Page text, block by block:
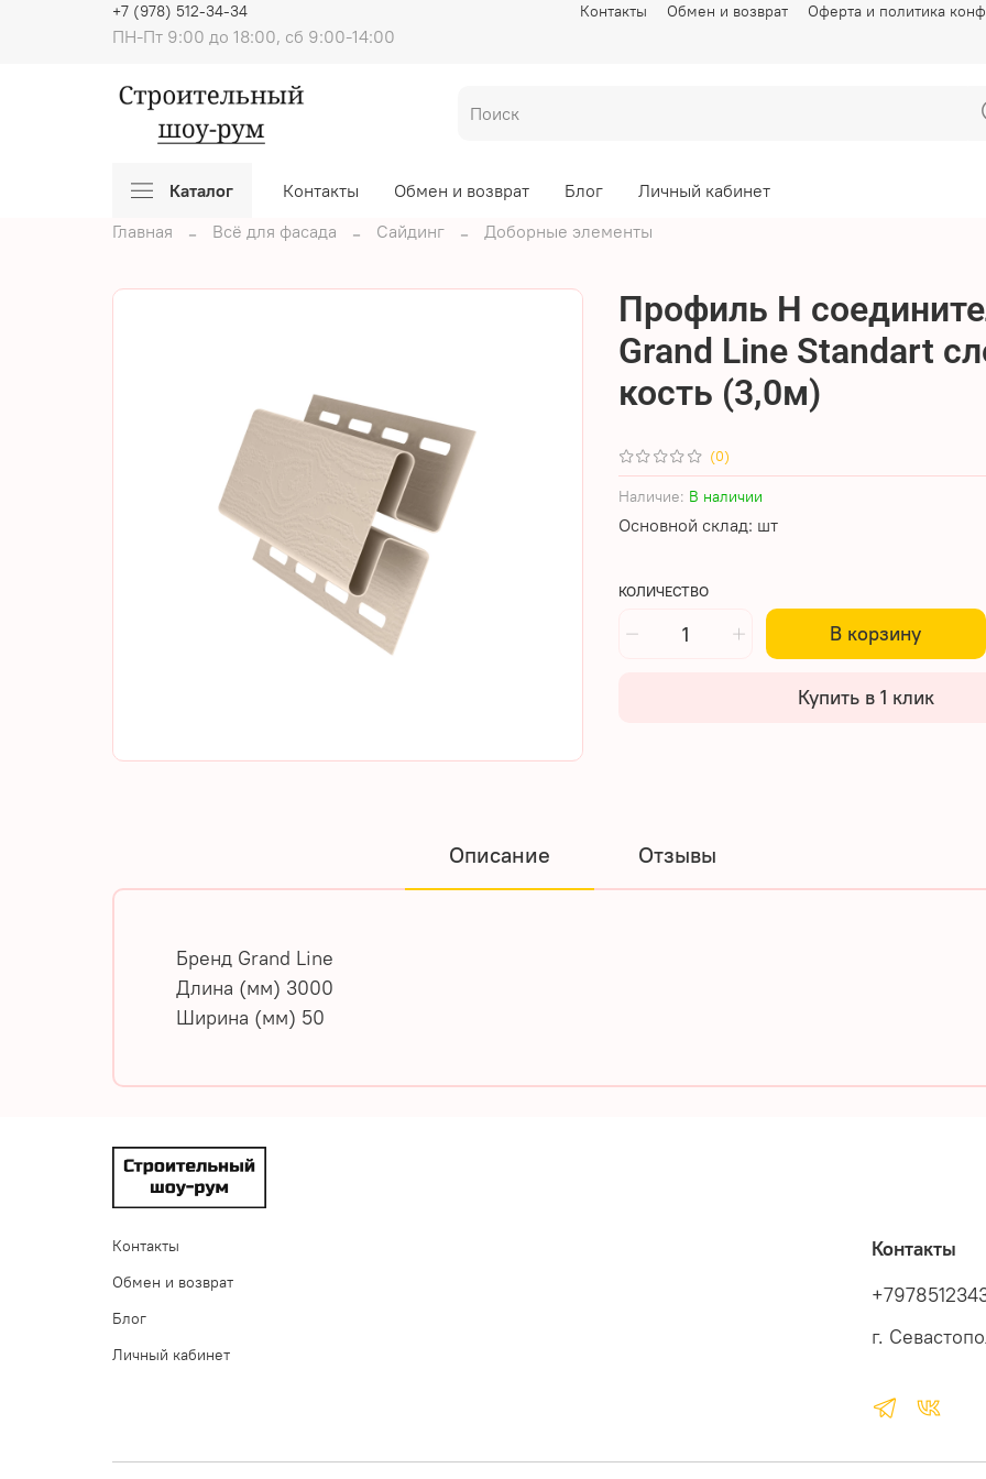
Контакты Обмен и возврат Оферта и политика
ПН-Пт 9:00 до 18:00, сб 9:00-14:00
+7 (978) 512-34-34
Каталог Контакты Обмен и возврат Блог
Личный кабинет
Главная
Всё для фасада Сайдинг Доборные элементы
(0)
Наличие: В наличии
Основной склад: шт
Профиль H
Grand Line Standart
кость (3,0м)
КОЛИЧЕСТВО
В корзину
Купить в 1 клик
Описание Отзывы
Бренд Grand Line
Длина (мм) 3000
Ширина (мм) 50
Контакты
Обмен и возврат
Блог
Личный кабинет
Контакты
г.